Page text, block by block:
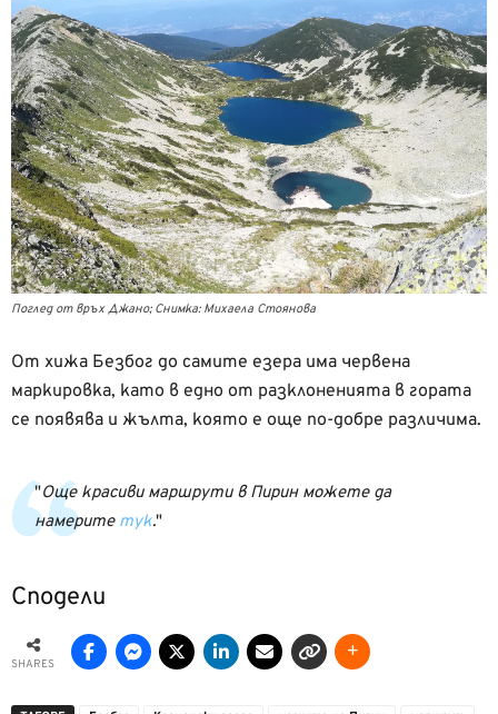
Поглед от връх Джано; Снимка: Михаела Стоянова
От хижа Безбог до самите езера има червена
маркировка, като в едно от разклоненията в гората
се появява и жълта, която е още по-добре различима.
Още красиви маршрути в Пирин можете да
намерите тук.
Сподели
SHARES